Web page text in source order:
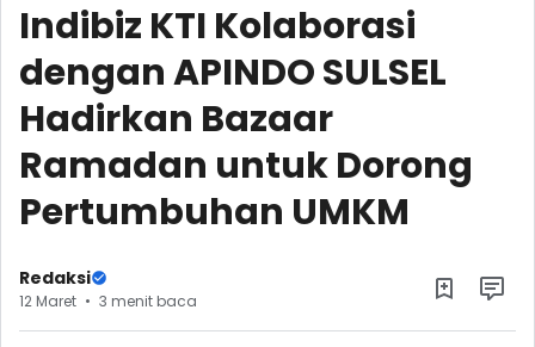
Indibiz KTI Kolaborasi
dengan APINDO SULSEL
Hadirkan Bazaar
Ramadan untuk Dorong
Pertumbuhan UMKM
Redaksi
12 Maret 3 menit baca